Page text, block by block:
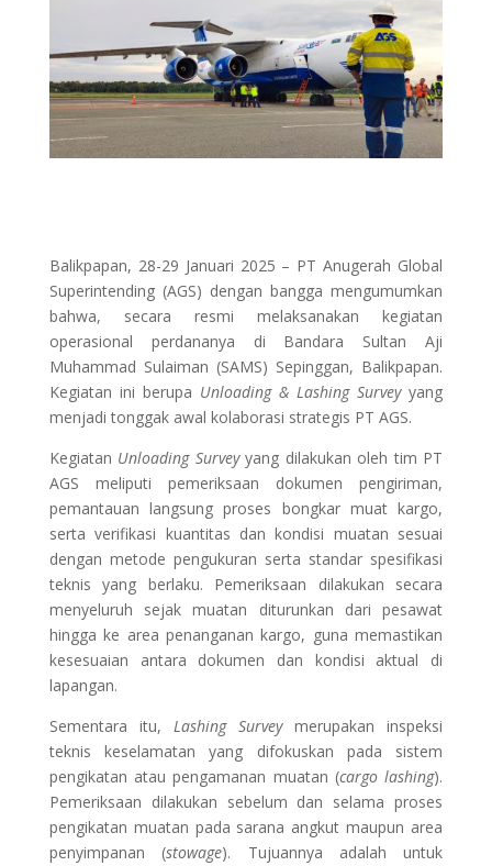
Balikpapan, 28-29 Januari 2025 – PT Anugerah Global
Superintending (AGS) dengan bangga mengumumkan
bahwa, secara resmi melaksanakan kegiatan
operasional perdananya di Bandara Sultan Aji
Muhammad Sulaiman (SAMS) Sepinggan, Balikpapan.
Kegiatan ini berupa Unloading & Lashing Surveyyang
menjadi tonggak awal kolaborasi strategis PT AGS.
Kegiatan Unloading Surveyyang dilakukan oleh tim PT
AGS meliputi pemeriksaan dokumen pengiriman,
pemantauan langsung proses bongkar muat kargo,
serta verifikasi kuantitas dan kondisi muatan sesuai
dengan metode pengukuran serta standar spesifikasi
teknis yang berlaku. Pemeriksaan dilakukan secara
menyeluruh sejak muatan diturunkan dari pesawat
hingga ke area penanganan kargo, guna memastikan
kesesuaian antara dokumen dan kondisi aktual di
lapangan.
Sementara itu, Lashing Surveymerupakan inspeksi
teknis keselamatan yang difokuskan pada sistem
pengikatan atau pengamanan muatan (cargo lashing).
Pemeriksaan dilakukan sebelum dan selama proses
pengikatan muatan pada sarana angkut maupun area
penyimpanan (stowage). Tujuannya adalah untuk